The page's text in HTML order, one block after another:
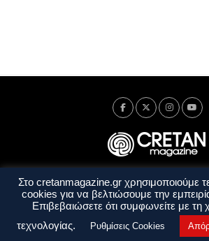
Ταυτότητα Πολιτική Απορρήτου
Όροι και Προϋποθέσεις
Στο cretanmagazine.gr χρησιμοποιούμε
cookies για να βελτιώσουμε την
Επιβεβαιώσετε ότι συμφωνείτε με τη
τεχνολογίας.
Ρυθμίσεις Cookies